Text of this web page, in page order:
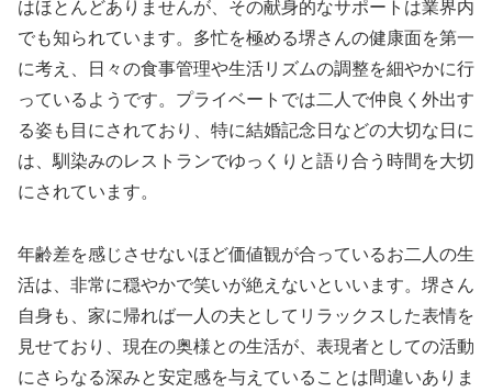
はほとんどありませんが、その献身的なサポートは業界内
でも知られています。多忙を極める堺さんの健康面を第一
に考え、日々の食事管理や生活リズムの調整を細やかに行
っているようです。プライベートでは二人で仲良く外出す
る姿も目にされており、特に結婚記念日などの大切な日に
は、馴染みのレストランでゆっくりと語り合う時間を大切
にされています。
年齢差を感じさせないほど価値観が合っているお二人の生
活は、非常に穏やかで笑いが絶えないといいます。堺さん
自身も、家に帰れば一人の夫としてリラックスした表情を
見せており、現在の奥様との生活が、表現者としての活動
にさらなる深みと安定感を与えていることは間違いありま